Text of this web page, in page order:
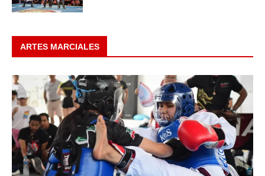
ARTES MARCIALES